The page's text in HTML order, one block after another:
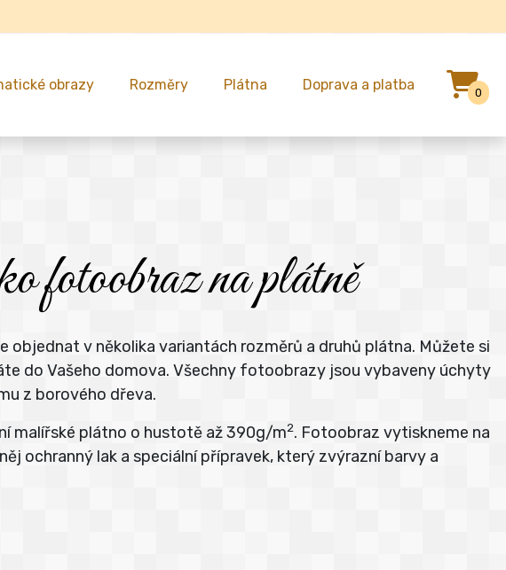
obrazy Rozměry Plátna Doprava a platba 0
na plátně
v několika variantách rozměrů a druhů plátna. Můžete si
do Vašeho domova. Všechny fotoobrazy jsou vybaveny úchyty
z borového dřeva.
malířské plátno o hustotě až 390g/m2. Fotoobraz vytiskneme na
ochranný lak a speciální přípravek, který zvýrazní barvy a